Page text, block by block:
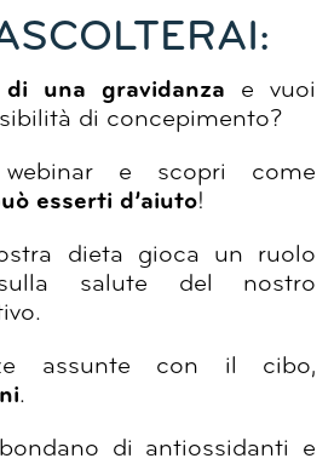
una gravidanza e vuoi
di concepimento?
e scopri come
esserti d’aiuto!
dieta gioca un ruolo
sulla salute del nostro
assunte con il cibo,
.
di antiossidanti e